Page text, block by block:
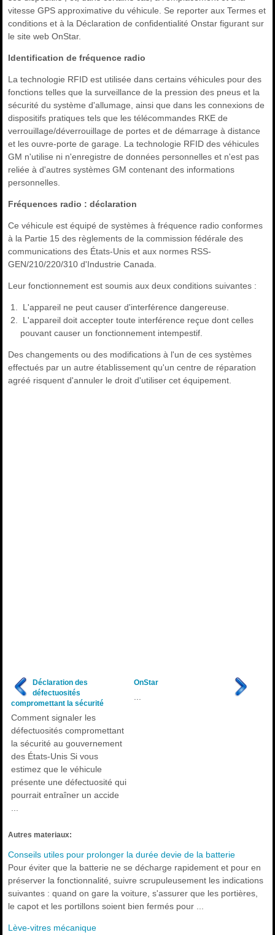
vitesse GPS approximative du véhicule. Se reporter aux Termes et
conditions et à la Déclaration de confidentialité Onstar figurant sur
le site web OnStar.
Identification de fréquence radio
La technologie RFID est utilisée dans certains véhicules pour des
fonctions telles que la surveillance de la pression des pneus et la
sécurité du système d'allumage, ainsi que dans les connexions de
dispositifs pratiques tels que les télécommandes RKE de
verrouillage/déverrouillage de portes et de démarrage à distance
et les ouvre-porte de garage. La technologie RFID des véhicules
GM n'utilise ni n'enregistre de données personnelles et n'est pas
reliée à d'autres systèmes GM contenant des informations
personnelles.
Fréquences radio : déclaration
Ce véhicule est équipé de systèmes à fréquence radio conformes
à la Partie 15 des règlements de la commission fédérale des
communications des États-Unis et aux normes RSS-
GEN/210/220/310 d'Industrie Canada.
Leur fonctionnement est soumis aux deux conditions suivantes :
L'appareil ne peut causer d'interférence dangereuse.
L'appareil doit accepter toute interférence reçue dont celles
pouvant causer un fonctionnement intempestif.
Des changements ou des modifications à l'un de ces systèmes
effectués par un autre établissement qu'un centre de réparation
agréé risquent d'annuler le droit d'utiliser cet équipement.
Déclaration des
défectuosités
compromettant la sécurité
Comment signaler les
défectuosités compromettant
la sécurité au gouvernement
des États-Unis Si vous
estimez que le véhicule
présente une défectuosité qui
pourrait entraîner un accide
OnStar
Autres materiaux:
Conseils utiles pour prolonger la durée devie de la batterie
Pour éviter que la batterie ne se décharge rapidement et pour en
préserver la fonctionnalité, suivre scrupuleusement les indications
suivantes : quand on gare la voiture, s'assurer que les portières,
le capot et les portillons soient bien fermés pour ...
Lève-vitres mécanique